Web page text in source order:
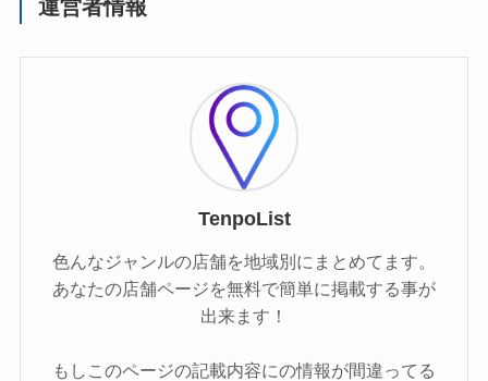
運営者情報
TenpoList
色んなジャンルの店舗を地域別にまとめてます。
あなたの店舗ページを無料で簡単に掲載する事が
出来ます！
もしこのページの記載内容にの情報が間違ってる